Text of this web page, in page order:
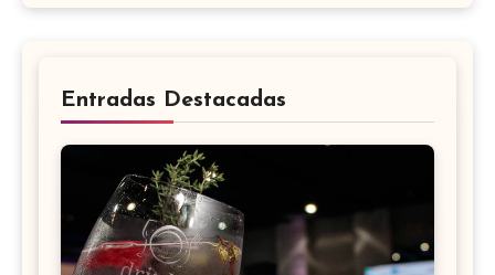
Entradas Destacadas